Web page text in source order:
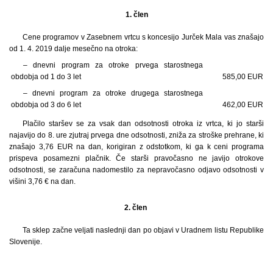
1. člen
Cene programov v Zasebnem vrtcu s koncesijo Jurček Mala vas znašajo
od 1. 4. 2019 dalje mesečno na otroka:
– dnevni program za otroke prvega starostnega
obdobja od 1 do 3 let
585,00 EUR
– dnevni program za otroke drugega starostnega
obdobja od 3 do 6 let
462,00 EUR
Plačilo staršev se za vsak dan odsotnosti otroka iz vrtca, ki jo starši
najavijo do 8. ure zjutraj prvega dne odsotnosti, zniža za stroške prehrane, ki
znašajo 3,76 EUR na dan, korigiran z odstotkom, ki ga k ceni programa
prispeva posamezni plačnik. Če starši pravočasno ne javijo otrokove
odsotnosti, se zaračuna nadomestilo za nepravočasno odjavo odsotnosti v
višini 3,76 € na dan.
2. člen
Ta sklep začne veljati naslednji dan po objavi v Uradnem listu Republike
Slovenije.